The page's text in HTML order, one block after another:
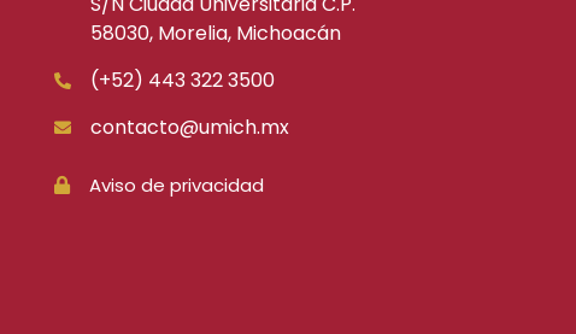
58030, Morelia, Michoacán
(+52) 443 322 3500
contacto@umich.mx
Aviso de privacidad